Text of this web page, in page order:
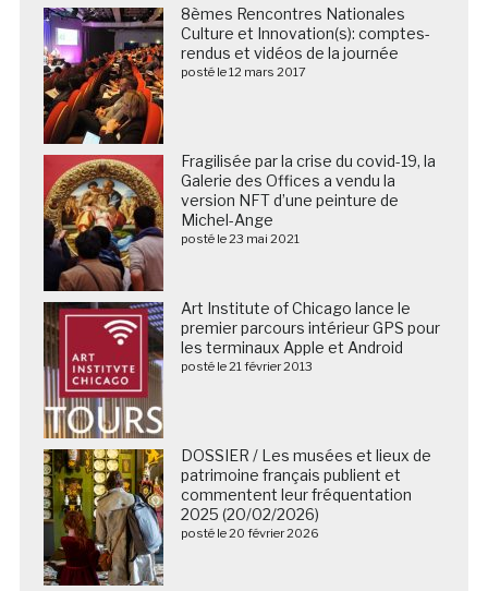
8èmes Rencontres Nationales
Culture et Innovation(s): comptes-
rendus et vidéos de la journée
posté le 12 mars 2017
Fragilisée par la crise du covid-19, la
Galerie des Offices a vendu la
version NFT d’une peinture de
Michel-Ange
posté le 23 mai 2021
Art Institute of Chicago lance le
premier parcours intérieur GPS pour
les terminaux Apple et Android
posté le 21 février 2013
DOSSIER / Les musées et lieux de
patrimoine français publient et
commentent leur fréquentation
2025 (20/02/2026)
posté le 20 février 2026